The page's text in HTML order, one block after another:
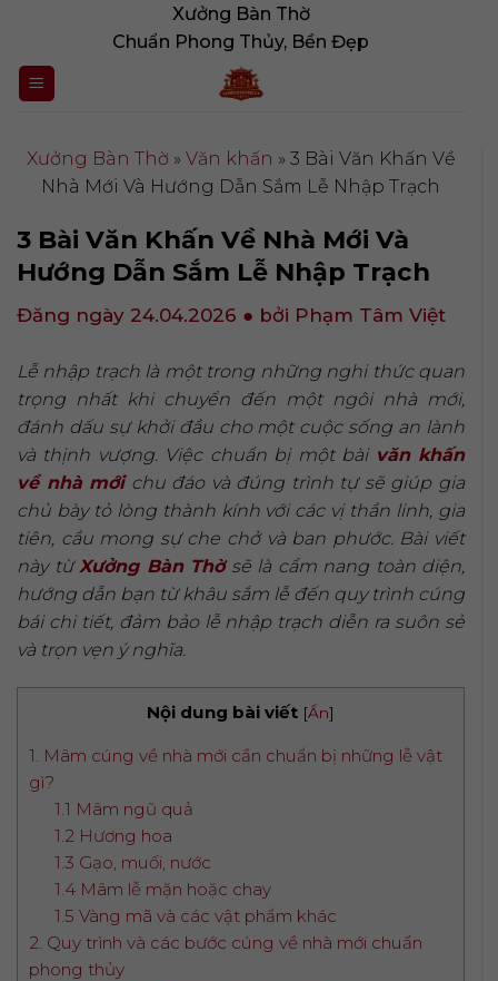
nội
dung
Xưởng Bàn Thờ
Chuẩn Phong Thủy, Bền Đẹp
Xưởng Bàn Thờ » Văn khấn » 3 Bài Văn Khấn Về
Nhà Mới Và Hướng Dẫn Sắm Lễ Nhập Trạch
3 Bài Văn Khấn Về Nhà Mới Và
Hướng Dẫn Sắm Lễ Nhập Trạch
Đăng ngày 24.04.2026 ● bởi Phạm Tâm Việt
Lễ nhập trạch là một trong những nghi thức quan
trọng nhất khi chuyển đến một ngôi nhà mới,
đánh dấu sự khởi đầu cho một cuộc sống an lành
và thịnh vượng. Việc chuẩn bị một bài văn khấn
về nhà mớichu đáo và đúng trình tự sẽ giúp gia
chủ bày tỏ lòng thành kính với các vị thần linh, gia
tiên, cầu mong sự che chở và ban phước. Bài viết
này từXưởng Bàn Thờsẽ là cẩm nang toàn diện,
hướng dẫn bạn từ khâu sắm lễ đến quy trình cúng
bái chi tiết, đảm bảo lễ nhập trạch diễn ra suôn sẻ
và trọn vẹn ý nghĩa.
Nội dung bài viết [Ẩn]
1. Mâm cúng về nhà mới cần chuẩn bị những lễ vật
gì?
1.1 Mâm ngũ quả
1.2 Hương hoa
1.3 Gạo, muối, nước
1.4 Mâm lễ mặn hoặc chay
1.5 Vàng mã và các vật phẩm khác
2. Quy trình và các bước cúng về nhà mới chuẩn
phong thủy